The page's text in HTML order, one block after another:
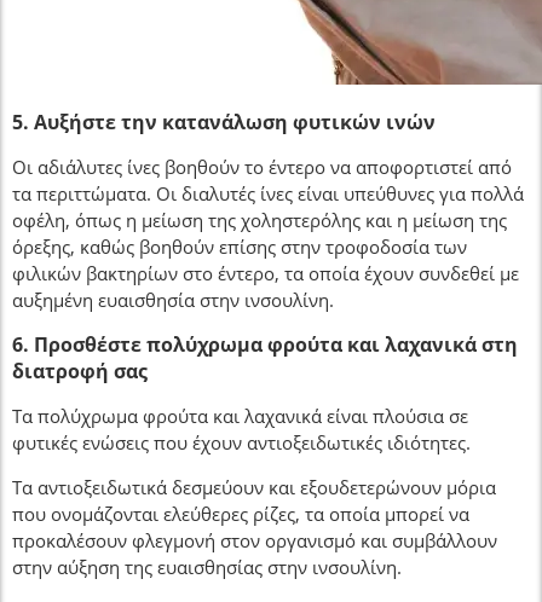
5. Αυξήστε την κατανάλωση φυτικών ινών
Οι αδιάλυτες ίνες βοηθούν το έντερο να αποφορτιστεί από
τα περιττώματα. Οι διαλυτές ίνες είναι υπεύθυνες για πολλά
οφέλη, όπως η μείωση της χοληστερόλης και η μείωση της
όρεξης, καθώς βοηθούν επίσης στην τροφοδοσία των
φιλικών βακτηρίων στο έντερο, τα οποία έχουν συνδεθεί με
αυξημένη ευαισθησία στην ινσουλίνη.
6. Προσθέστε πολύχρωμα φρούτα και λαχανικά στη
διατροφή σας
Τα πολύχρωμα φρούτα και λαχανικά είναι πλούσια σε
φυτικές ενώσεις που έχουν αντιοξειδωτικές ιδιότητες.
Τα αντιοξειδωτικά δεσμεύουν και εξουδετερώνουν μόρια
που ονομάζονται ελεύθερες ρίζες, τα οποία μπορεί να
προκαλέσουν φλεγμονή στον οργανισμό και συμβάλλουν
στην αύξηση της ευαισθησίας στην ινσουλίνη.